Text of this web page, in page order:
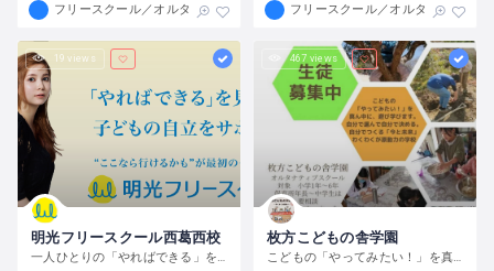
フリースクール／オルタナティブスクール フリースクール／オルタナティブス
19 views
明光フリースクール西葛西校
一人ひとりの「やればできる」を見つけ、育む
467 views
枚方こどもの舎学園
こどもの「やってみたい！」を真ん中に、遊び、学び、活動する、わくわくが原動力の学校です。